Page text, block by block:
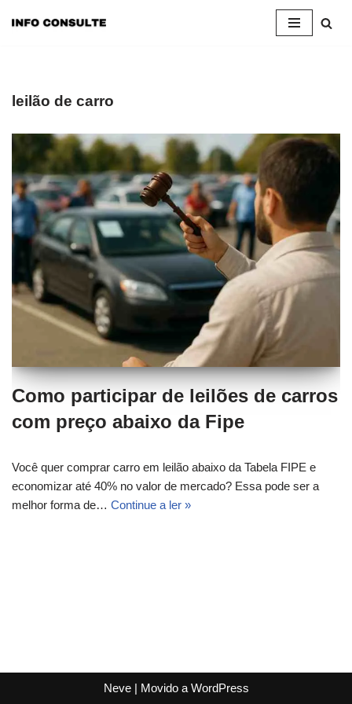
conteúdo
leilão de carro
Como participar de leilões de carros
com preço abaixo da Fipe
Você quer comprar carro em leilão abaixo da Tabela FIPE e
economizar até 40% no valor de mercado? Essa pode ser a
melhor forma de… Continue a ler »
Neve| Movido a WordPress